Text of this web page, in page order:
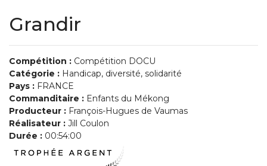
Grandir
Compétition : Compétition DOCU
Catégorie : Handicap, diversité, solidarité
Pays : FRANCE
Commanditaire : Enfants du Mékong
Producteur : François-Hugues de Vaumas
Réalisateur : Jill Coulon
Durée : 00:54:00